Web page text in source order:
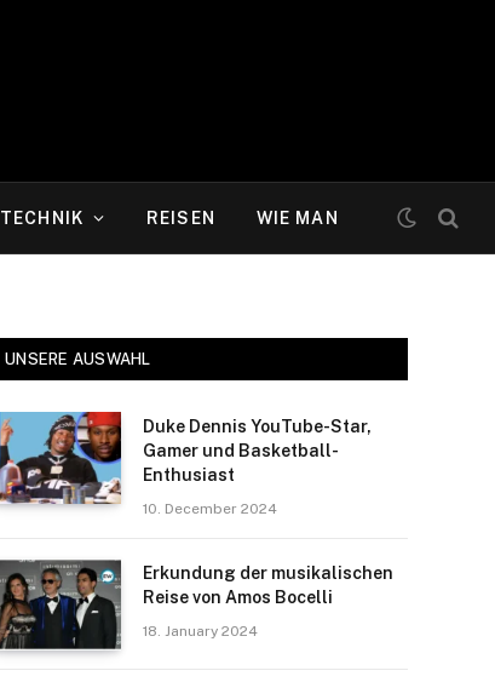
TECHNIK REISEN WIE MAN
UNSERE AUSWAHL
Duke Dennis YouTube-Star,
Gamer und Basketball-
Enthusiast
10. December 2024
Erkundung der musikalischen
Reise von Amos Bocelli
18. January 2024